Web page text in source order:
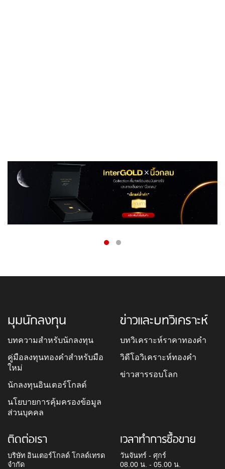
มุมนักลงทุน
บทความสำหรับนักลงทุน
คู่มือลงทุนทองคำสำหรับมือ
ใหม่
นักลงทุนอินเตอร์โกลด์
นโยบายการคุ้มครองข้อมูล
ส่วนบุคคล
ข่าวและบทวิเคราะห์
บทวิเคราะห์ราคาทองคำ
วิดีโอวิเคราะห์ทองคำ
ข่าวสารรอบโลก
ติดต่อเรา
บริษัท อินเตอร์โกลด์ โกลด์เทรด
จำกัด
เวลาทำการซื้อขาย
วันจันทร์ - ศุกร์
08.00 น. - 05.00 น.